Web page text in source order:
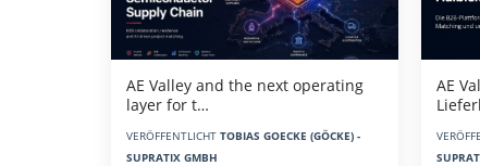
AE Valley and the next operating
layer for t…
VERÖFFENTLICHT TOBIAS GOECKE (GÖCKE) -
SUPRATIX GMBH
AE